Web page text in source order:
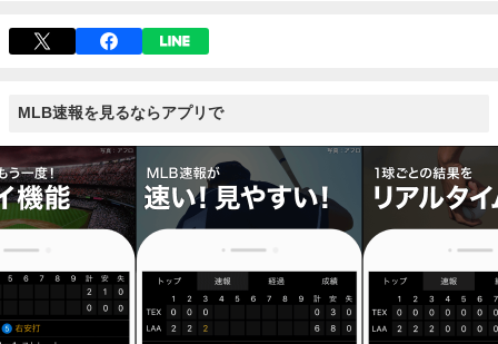
MLB速報を見るならアプリで